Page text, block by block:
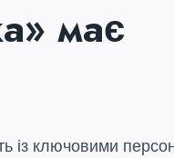
має
із ключовими